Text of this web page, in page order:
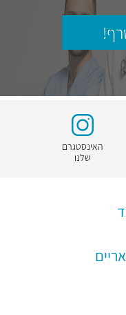
האינסטגרם
שלנו